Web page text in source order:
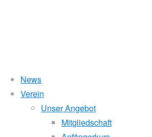
News
Verein
Unser Angebot
Mitgliedschaft
Wasserstand Donau
Liegt der Wasserstand in Korneuburg (KORN)
beim Donauhort nicht gerudert.